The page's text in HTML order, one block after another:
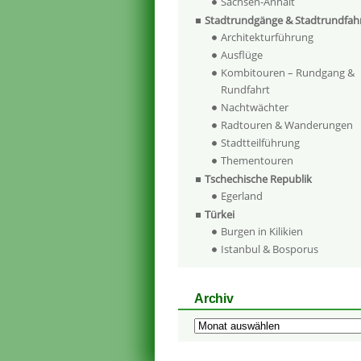
Stadtrundgänge &
Architekturführung
Ausflüge
Kombitouren – Rundgang &
Rundfahrt
Nachtwächter
Radtouren & Wanderungen
Stadtteilführung
Thementouren
Tschechische Republik
Egerland
Türkei
Burgen in Kilikien
Istanbul & Bosporus
Archiv
Archiv